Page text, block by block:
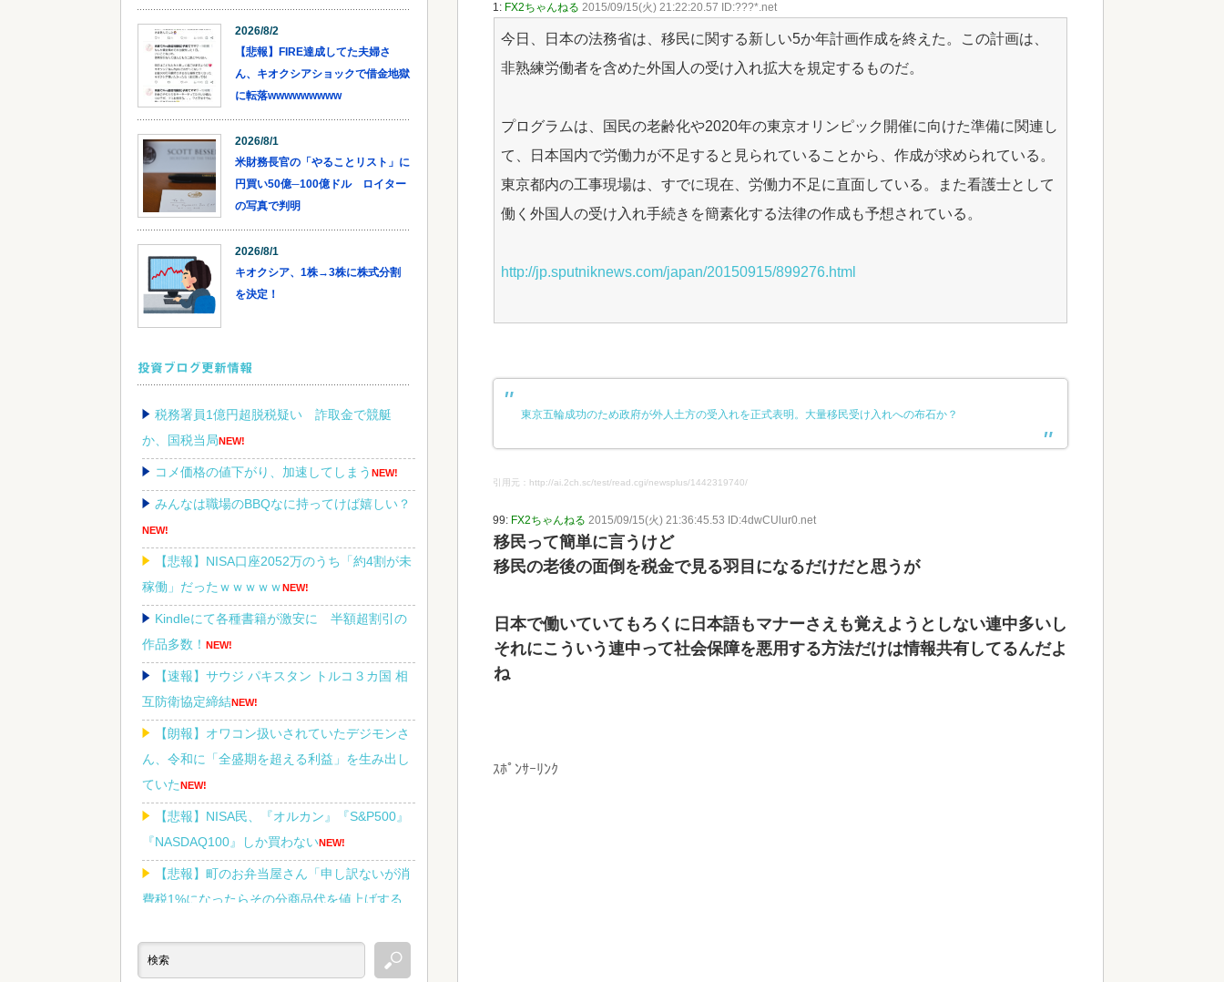
1: FX2ちゃんねる 2015/09/15(火) 21:22:20.57 ID:???*.net
今日、日本の法務省は、移民に関する新しい5か年計画作成を終えた。この計画は、
非熟練労働者を含めた外国人の受け入れ拡大を規定するものだ。
プログラムは、国民の老齢化や2020年の東京オリンピック開催に向けた準備に関連し
て、日本国内で労働力が不足すると見られていることから、作成が求められている。
東京都内の工事現場は、すでに現在、労働力不足に直面している。また看護士として
働く外国人の受け入れ手続きを簡素化する法律の作成も予想されている。
http://jp.sputniknews.com/japan/20150915/899276.html
東京五輪成功のため政府が外人土方の受入れを正式表明。大量移民受け入れへの布石か？
引用元：http://ai.2ch.sc/test/read.cgi/newsplus/1442319740/
99: FX2ちゃんねる 2015/09/15(火) 21:36:45.53 ID:4dwCUlur0.net
移民って簡単に言うけど
移民の老後の面倒を税金で見る羽目になるだけだと思うが
日本で働いていてもろくに日本語もマナーさえも覚えようとしない連中多いし
それにこういう連中って社会保障を悪用する方法だけは情報共有してるんだよ
ね
ｽﾎﾟﾝｻｰﾘﾝｸ
2026/8/2
【悲報】FIRE達成してた夫婦さ
ん、キオクシアショックで借金地獄
に転落wwwwwwwww
2026/8/1
米財務長官の「やることリスト」に
円買い50億─100億ドル ロイター
の写真で判明
2026/8/1
キオクシア、1株→3株に株式分割
を決定！
投資ブログ更新情報
税務署員1億円超脱税疑い 詐取金で競艇
か、国税当局NEW!
コメ価格の値下がり、加速してしまう NEW!
みんなは職場のBBQなに持ってけば嬉しい？
NEW!
【悲報】NISA口座2052万のうち「約4割が未
稼働」だったｗｗｗｗｗNEW!
Kindleにて各種書籍が激安に 半額超割引の
作品多数！ NEW!
【速報】サウジ パキスタン トルコ３カ国 相
互防衛協定締結NEW!
【朗報】オワコン扱いされていたデジモンさ
ん、令和に「全盛期を超える利益」を生み出し
ていたNEW!
【悲報】NISA民、『オルカン』『S&P500』
『NASDAQ100』しか買わないNEW!
【悲報】町のお弁当屋さん「申し訳ないが消
費税1%になったらその分商品代を値上げする